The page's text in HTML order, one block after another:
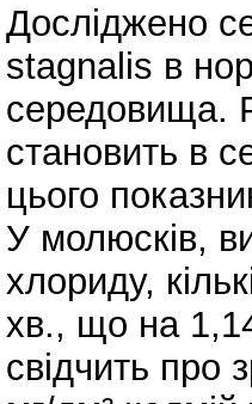
Досліджено
stagnalis в
середовища.
становить в
цього
У молюсків,
хлориду,
хв., що на
свідчить про